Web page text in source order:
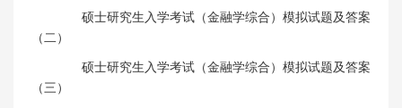
硕士研究生入学考试（金融学综合）模拟试题及答案
（二）
硕士研究生入学考试（金融学综合）模拟试题及答案
（三）